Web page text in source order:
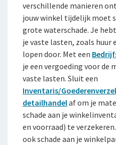
verschillende manieren
jouw winkel tijdelijk moet
grote waterschade. Je
je vaste lasten, zoals huur
lopen door. Met een
je een vergoeding voor de
vaste lasten. Sluit een
Inventaris/
detailhandelaf om je
schade aan je
en voorraad) te
ook schade aan je